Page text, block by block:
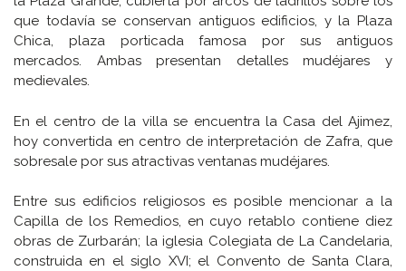
que todavía se conservan antiguos edificios, y la Plaza
Chica, plaza porticada famosa por sus antiguos
mercados. Ambas presentan detalles mudéjares y
medievales.
En el centro de la villa se encuentra la Casa del Ajimez,
hoy convertida en centro de interpretación de Zafra, que
sobresale por sus atractivas ventanas mudéjares.
Entre sus edificios religiosos es posible mencionar a la
Capilla de los Remedios, en cuyo retablo contiene diez
obras de Zurbarán; la iglesia Colegiata de La Candelaria,
construida en el siglo XVI; el Convento de Santa Clara,